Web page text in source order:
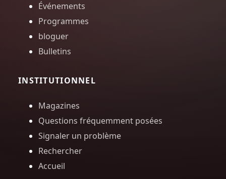
Événements
Programmes
bloguer
Bulletins
INSTITUTIONNEL
Magazines
Questions fréquemment posées
Signaler un problème
Rechercher
Accueil